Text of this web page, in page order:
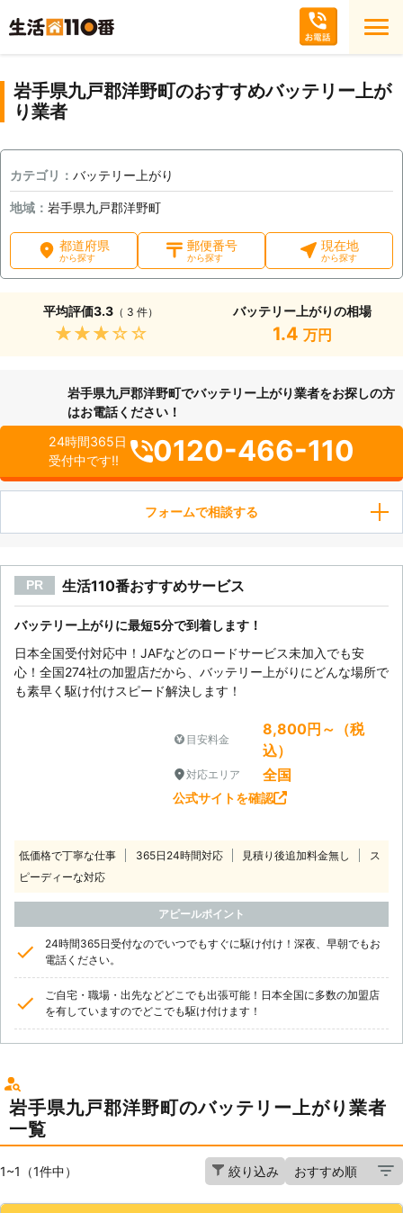
岩手県九戸郡洋野町のおすすめバッテリー上が
り業者
カテゴリ： バッテリー上がり
地域： 岩手県九戸郡洋野町
都道府県
から探す
郵便番号
から探す
現在地
から探す
平均評価3.3 （ 3 件）
★★★★★
バッテリー上がりの相場
1.4 万円
岩手県九戸郡洋野町でバッテリー上がり業者をお探しの方
はお電話ください！
24時間365日
受付中です!!
0120-466-110
フォームで相談する
PR 生活110番おすすめサービス
バッテリー上がりに最短5分で到着します！
日本全国受付対応中！JAFなどのロードサービス未加入でも安
心！全国274社の加盟店だから、バッテリー上がりにどんな場所で
も素早く駆け付けスピード解決します！
目安料金
8,800円～（税
込）
対応エリア 全国
公式サイトを確認
低価格で丁寧な仕事 365日24時間対応 見積り後追加料金無し
ス
ピーディーな対応
アピールポイント
24時間365日受付なのでいつでもすぐに駆け付け！深夜、早朝でもお
電話ください。
ご自宅・職場・出先などどこでも出張可能！日本全国に多数の加盟店
を有していますのでどこでも駆け付けます！
岩手県九戸郡洋野町のバッテリー上がり業者
一覧
1~1（1件中） 絞り込み